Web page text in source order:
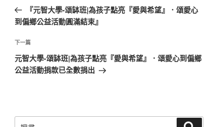
導
覽
一
篇
章
『元智大學-頌缽班|為孩子點亮『愛與希望』．頌愛心
到偏鄉公益活動圓滿結束』
下
一
篇
下一篇
元智大學-頌缽班|為孩子點亮『愛與希望』．頌愛心到偏鄉
公益活動捐款已全數捐出